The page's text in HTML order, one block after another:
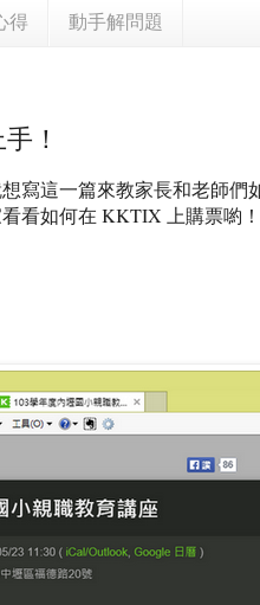
得 動手解問題
！
寫這一篇來教家長和老師們
看如何在 KKTIX 上購票喲！